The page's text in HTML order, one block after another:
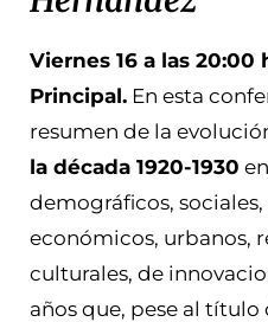
Viernes 16 a las 20:00
Principal. En esta
resumen de la
la década 1920-1930
demográficos,
económicos, urbanos,
culturales, de
años que, pese al título